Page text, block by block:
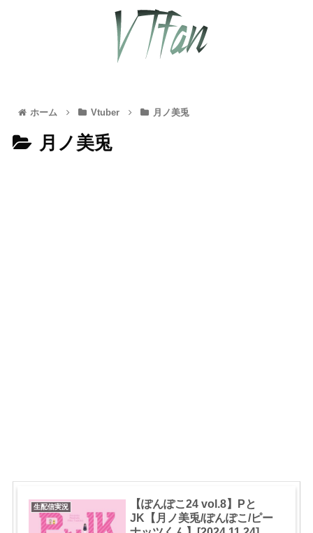
ホーム Vtuber 月ノ美兎
月ノ美兎
生配信実況
【ぽんぽこ24 vol.8】Pと
JK【月ノ美兎/ぽんぽこ/ピー